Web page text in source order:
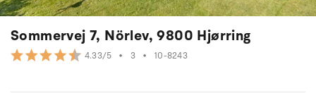
Sommervej 7, Nörlev, 9800 Hjørring
4.33/5 • 3 • 10-8243